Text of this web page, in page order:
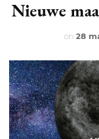
Nieuwe
on 28